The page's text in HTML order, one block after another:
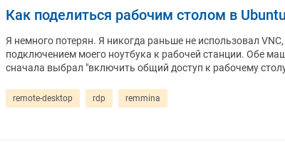
Как поделиться рабочим столом в
Я немного потерян. Я никогда раньше не использовал
подключением моего ноутбука к рабочей станции. Обе
сначала выбрал "включить общий доступ к рабочему
remote-desktop rdp remmina